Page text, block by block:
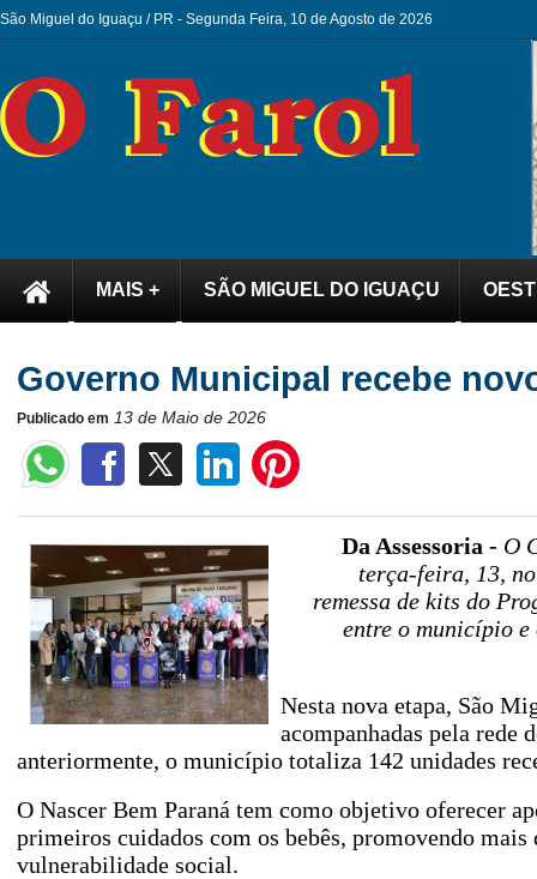
São Miguel do Iguaçu / PR - Segunda Feira, 10 de Agosto de 2026
MAIS + SÃO MIGUEL DO IGUAÇU
Governo Municipal recebe
Publicado em 13 de Maio de 2026
Da Assessoria - O
terça-feira, 13,
remessa de kits do
entre o município e
Nesta nova etapa, São
acompanhadas pela rede
anteriormente, o município totaliza 142 unidades
O Nascer Bem Paraná tem como objetivo oferecer
primeiros cuidados com os bebês, promovendo
vulnerabilidade social.